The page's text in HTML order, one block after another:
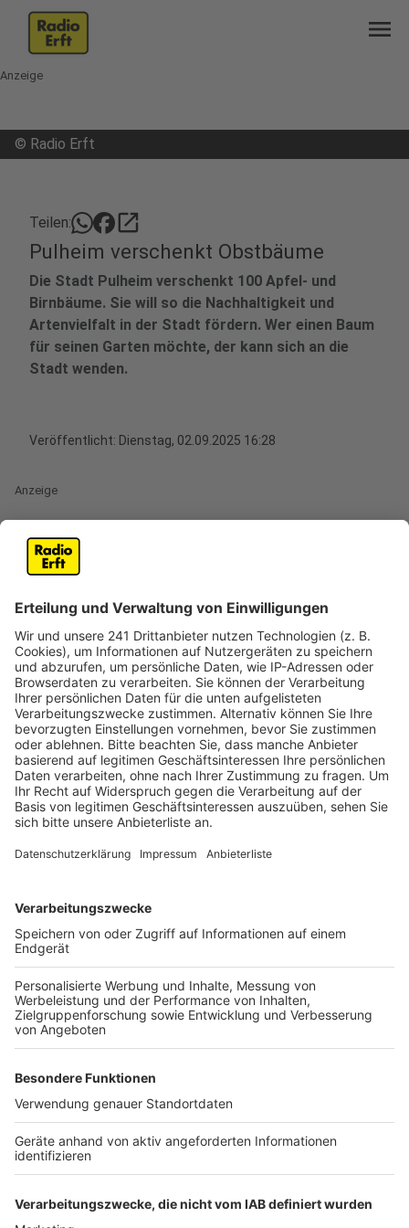
menu
Anzeige
© Radio Erft
Teilen: open_in_new
Pulheim verschenkt Obstbäume
Die Stadt Pulheim verschenkt 100 Apfel- und
Birnbäume. Sie will so die Nachhaltigkeit und
Artenvielfalt in der Stadt fördern. Wer einen Baum
für seinen Garten möchte, der kann sich an die
Stadt wenden.
Veröffentlicht: Dienstag, 02.09.2025 16:28
Anzeige
100 Apfel- und Birnbäume zu verschenken
Anzeige
In Pulheim werden Apfel- und Birnbäume verschenkt.
Mit den alten Obstsorten will die Stadt ein Zeichen für
Nachhaltigkeit und Biodiversität setzen. Wer einen der
100 Bäume will, kann sich ab sofort bei der Stadt
melden, per Mail an:klimaschutz@pulheim.de
Pro Haushalt wird eine Jungpflanze verschenkt.
Abgeholt werden können die Bäume dann am 20.
September auf dem Vorplatz des Kultur- und
Medienzentrums. Dort wird an diesem Tag der
Anzeige
Weitere Themen von Rhein und Erft
Anzeige
Fortschritte bei Microsoft in Bedburg und
Frechen: Glasfaserleitung beschädigt
Falscher Polizist raubt Autofahrer bei Bedburg
aus